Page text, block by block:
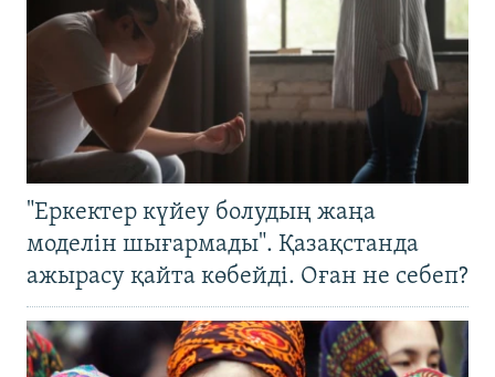
"Еркектер күйеу болудың жаңа
моделін шығармады". Қазақстанда
ажырасу қайта көбейді. Оған не себеп?